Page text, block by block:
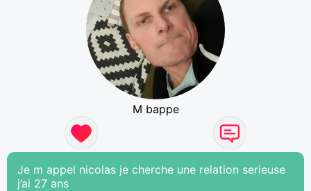
M bappe
Je m appel nicolas je cherche une relation serieuse
j’ai 27 ans